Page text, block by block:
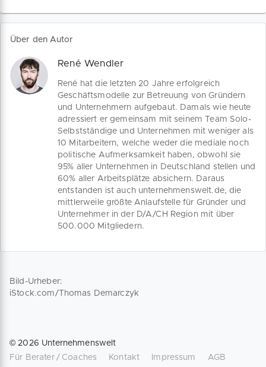
erfährst du hier.
Über den Autor
René Wendler
René hat die letzten 20 Jahre erfolgreich
Geschäftsmodelle zur Betreuung von Gründern
und Unternehmern aufgebaut. Damals wie heute
adressiert er gemeinsam mit seinem Team Solo-
Selbstständige und Unternehmen mit weniger als
10 Mitarbeitern, welche weder die mediale noch
politische Aufmerksamkeit haben, obwohl sie
95% aller Unternehmen in Deutschland stellen und
60% aller Arbeitsplätze absichern. Daraus
entstanden ist auch unternehmenswelt.de, die
mittlerweile größte Anlaufstelle für Gründer und
Unternehmer in der D/A/CH Region mit über
500.000 Mitgliedern.
Bild-Urheber:
iStock.com/Thomas Demarczyk
©2026 Unternehmenswelt
Für Berater / Coaches
Kontakt Impressum AGB